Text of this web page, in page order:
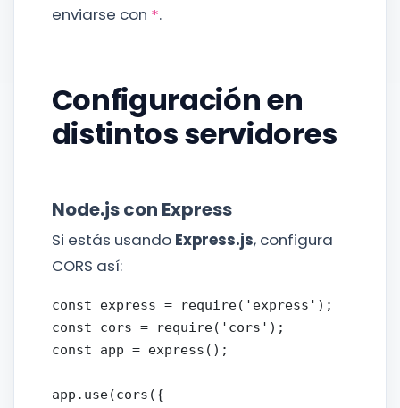
enviarse con *.
Configuración en
distintos servidores
Node.js con Express
Si estás usando Express.js, configura
CORS así:
const express = require('express');
const cors = require('cors');
const app = express();
app.use(cors({